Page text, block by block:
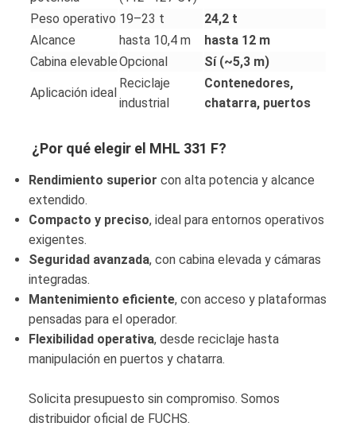
Peso operativo 19–23 t
24,2 t
Alcance
hasta 10,4 m
hasta 12 m
Cabina elevableOpcional Sí (~5,3 m)
Aplicación ideal
Reciclaje
industrial
Contenedores,
chatarra, puertos
¿Por qué elegir el MHL 331 F?
Rendimiento superior con alta potencia y alcance
extendido.
Compacto y preciso, ideal para entornos operativos
exigentes.
Seguridad avanzada, con cabina elevada y cámaras
integradas.
Mantenimiento eficiente, con acceso y plataformas
pensadas para el operador.
Flexibilidad operativa, desde reciclaje hasta
manipulación en puertos y chatarra.
Solicita presupuesto sin compromiso. Somos
distribuidor oficial de FUCHS.